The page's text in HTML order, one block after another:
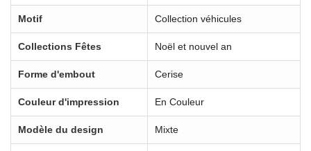
Motif Collection véhicules
Collections Fêtes Noël et nouvel an
Forme d'embout Cerise
Couleur d'impression En Couleur
Modèle du design Mixte